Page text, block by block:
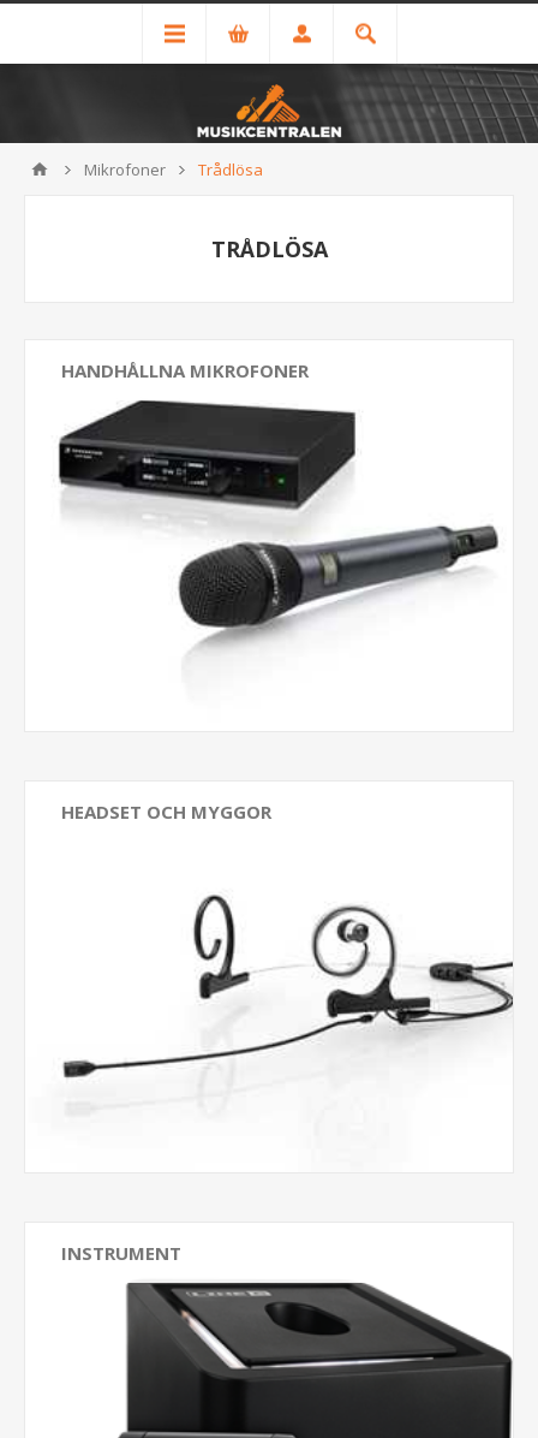
Mikrofoner Trådlösa
TRÅDLÖSA
HANDHÅLLNA MIKROFONER
HEADSET OCH MYGGOR
INSTRUMENT